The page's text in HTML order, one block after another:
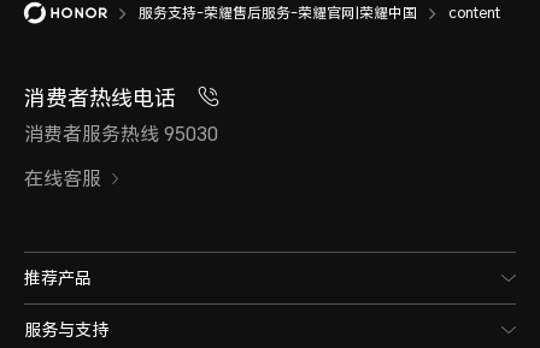
服务支持-荣耀售后服务-荣耀官网|荣耀中国 content
消费者热线电话
消费者服务热线 95030
在线客服
推荐产品
服务与支持